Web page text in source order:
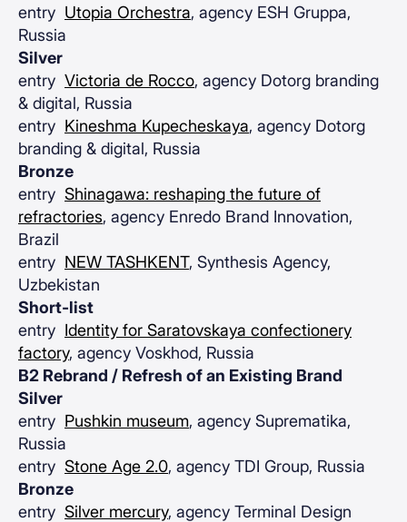
entry Utopia Orchestra, agency ESH Gruppa,
Russia
Silver
entry Victoria de Rocco, agency Dotorg branding
& digital, Russia
entry Kineshma Kupecheskaya, agency Dotorg
branding & digital, Russia
Bronze
entry Shinagawa: reshaping the future of
refractories, agency Enredo Brand Innovation,
Brazil
entry NEW TASHKENT, Synthesis Agency,
Uzbekistan
Short-list
entry Identity for Saratovskaya confectionery
factory, agency Voskhod, Russia
B2 Rebrand / Refresh of an Еxisting Brand
Silver
entry Pushkin museum, agency Suprematika,
Russia
entry Stone Age 2.0, agency TDI Group, Russia
Bronze
entry Silver mercury, agency Terminal Design